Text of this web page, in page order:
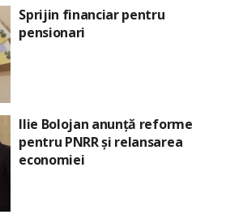
Sprijin financiar pentru
pensionari
Ilie Bolojan anunță reforme
pentru PNRR și relansarea
economiei